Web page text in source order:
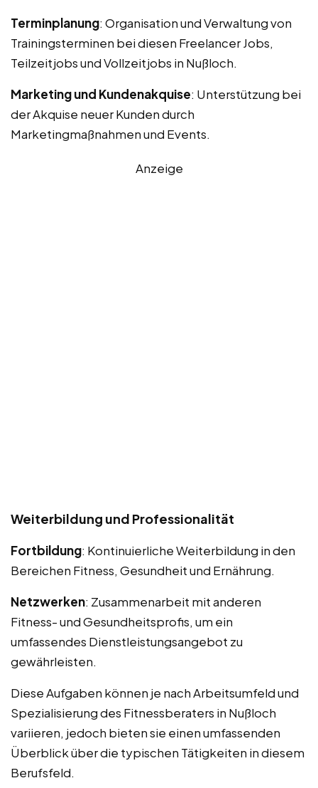
Terminplanung: Organisation und Verwaltung von
Trainingsterminen bei diesen Freelancer Jobs,
Teilzeitjobs und Vollzeitjobs in Nußloch.
Marketing und Kundenakquise: Unterstützung bei
der Akquise neuer Kunden durch
Marketingmaßnahmen und Events.
Anzeige
Weiterbildung und Professionalität
Fortbildung: Kontinuierliche Weiterbildung in den
Bereichen Fitness, Gesundheit und Ernährung.
Netzwerken: Zusammenarbeit mit anderen
Fitness- und Gesundheitsprofis, um ein
umfassendes Dienstleistungsangebot zu
gewährleisten.
Diese Aufgaben können je nach Arbeitsumfeld und
Spezialisierung des Fitnessberaters in Nußloch
variieren, jedoch bieten sie einen umfassenden
Überblick über die typischen Tätigkeiten in diesem
Berufsfeld.